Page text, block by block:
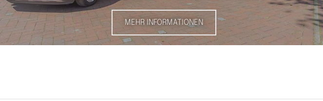
MEHR INFORMATIONEN